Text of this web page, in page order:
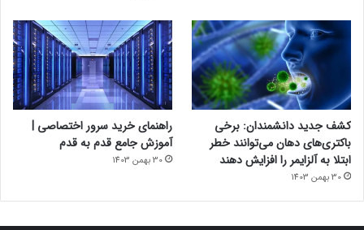
کشف جدید دانشمندان: برخی
باکتری‌های دهان می‌توانند خطر
ابتلا به آلزایمر را افزایش دهند
30 بهمن 1403
راهنمای خرید سرور اختصاصی |
آموزش جامع قدم به قدم
30 بهمن 1403